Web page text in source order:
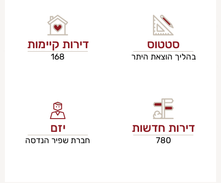
סטטוס
בהליך הוצאת היתר
דירות קיימות
168
דירות חדשות
780
יזם
חברת שפיר הנדסה